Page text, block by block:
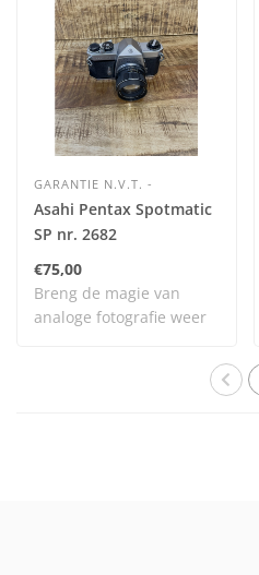
GARANTIE N.V.T. -
Asahi Pentax Spotmatic
SP nr. 2682
€75,00
Breng de magie van
analoge fotografie weer